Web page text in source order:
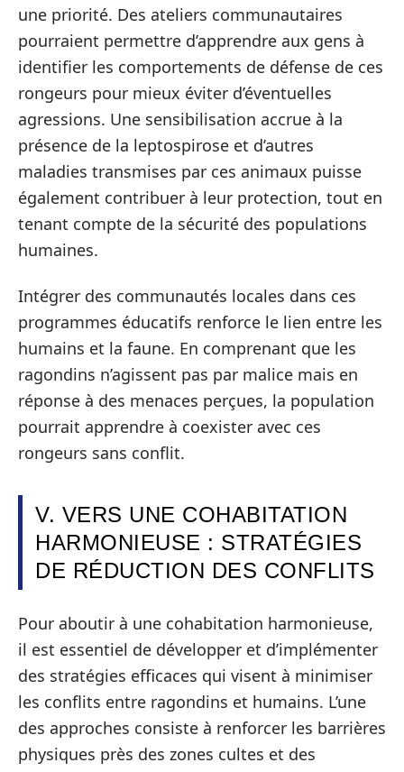
une priorité. Des ateliers communautaires
pourraient permettre d’apprendre aux gens à
identifier les comportements de défense de ces
rongeurs pour mieux éviter d’éventuelles
agressions. Une sensibilisation accrue à la
présence de la leptospirose et d’autres
maladies transmises par ces animaux puisse
également contribuer à leur protection, tout en
tenant compte de la sécurité des populations
humaines.
Intégrer des communautés locales dans ces
programmes éducatifs renforce le lien entre les
humains et la faune. En comprenant que les
ragondins n’agissent pas par malice mais en
réponse à des menaces perçues, la population
pourrait apprendre à coexister avec ces
rongeurs sans conflit.
V. VERS UNE COHABITATION
HARMONIEUSE : STRATÉGIES
DE RÉDUCTION DES CONFLITS
Pour aboutir à une cohabitation harmonieuse,
il est essentiel de développer et d’implémenter
des stratégies efficaces qui visent à minimiser
les conflits entre ragondins et humains. L’une
des approches consiste à renforcer les barrières
physiques près des zones cultes et des